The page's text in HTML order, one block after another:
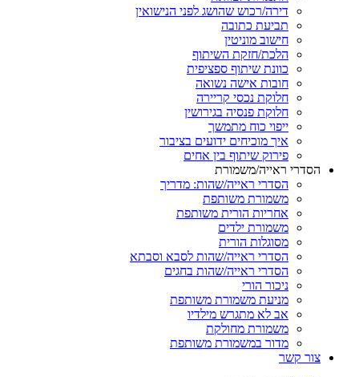
דירה/רכוש שהושג לפני הנישואין
תביעת כתובה
חישוב מוניטין
הלכת/חזקת השיתוף
כוונת שיתוף ספציפית
חובות אישה נשואה
חלוקת נכסי קריירה
חלוקת פנסיה בגירושין
ייפוי כוח מתמשך
איך מוכיחים ידועים בציבור
פירוק שיתוף בין אחים
הסדרי ראייה/משמורת
הסדרי ראייה/שהות: מדריך
משמורת משותפת
אחריות הורית משותפת
משמורת ילדים
מסוגלות הורית
הסדרי ראייה/שהות לסבא וסבתא
הסדרי ראייה/שהות בחגים
ניכור הורי
מניעת משמורת משותפת
אב לא מתגרש מילדיו
משמורת מחולקת
מדור במשמורת משותפת
צור קשר